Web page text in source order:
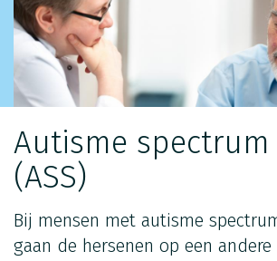
Autisme
(ASS)
Bij mensen met autisme
gaan de hersenen op een